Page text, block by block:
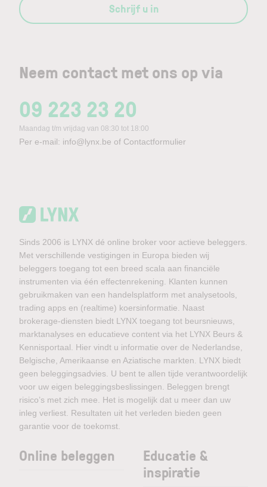
Neem contact met ons op via
09 223 23 20
Maandag t/m vrijdag van 08:30 tot 18:00
Per e-mail: info@lynx.be of Contactformulier
Schrijf u in
Sinds 2006 is LYNX dé online broker voor actieve beleggers.
Met verschillende vestigingen in Europa bieden wij
beleggers toegang tot een breed scala aan financiële
instrumenten via één effectenrekening. Klanten kunnen
gebruikmaken van een handelsplatform met analysetools,
trading apps en (realtime) koersinformatie. Naast
brokerage-diensten biedt LYNX toegang tot beursnieuws,
marktanalyses en educatieve content via het LYNX Beurs &
Kennisportaal. Hier vindt u informatie over de Nederlandse,
Belgische, Amerikaanse en Aziatische markten. LYNX biedt
geen beleggingsadvies. U bent te allen tijde verantwoordelijk
voor uw eigen beleggingsbeslissingen. Beleggen brengt
risico’s met zich mee. Het is mogelijk dat u meer dan uw
inleg verliest. Resultaten uit het verleden bieden geen
garantie voor de toekomst.
Online beleggen
Educatie &
inspiratie